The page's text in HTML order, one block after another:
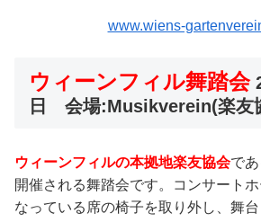
www.wiens-
ウィーンフィル舞踏会
日 会場:Musikverein(楽友
ウィーンフィルの本拠地楽友協会で
開催される舞踏会です。コンサート
なっている席の椅子を取り外し、舞